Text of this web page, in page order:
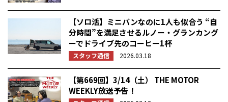
【ソロ活】ミニバンなのに1人も似合う “自
分時間”を満足させるルノー・グランカング
ーでドライブ先のコーヒー1杯
スタッフ通信 2026.03.18
【第669回】3/14（土） THE MOTOR
WEEKLY放送予告！